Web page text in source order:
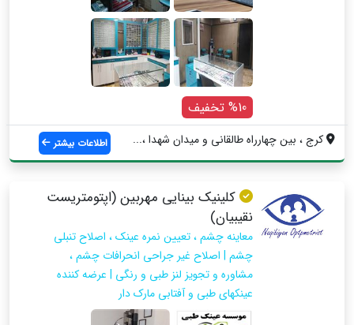
%10 تخفیف
کرج ، بین چهارراه طالقانی و میدان شهدا ،... اطلاعات بیشتر
کلینیک بینایی مهربین (اپتومتریست
نقیبیان)
معاینه چشم ، تعیین نمره عینک ، اصلاح تنبلی
چشم | اصلاح غیر جراحی انحرافات چشم ،
مشاوره و تجویز لنز طبی و رنگی | عرضه کننده
عینکهای طبی و آفتابی مارک دار